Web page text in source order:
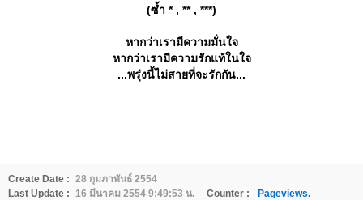
(ซ้ำ * , ** , ***)
หากว่าเรามีความมั่นใจ
หากว่าเรามีความรักแท้ในใจ
...พรุ่งนี้ไม่สายที่จะรักกัน...
Create Date : 28 กุมภาพันธ์ 2554
Last Update : 16 มีนาคม 2554 9:49:53 น. Counter :
Pageviews.